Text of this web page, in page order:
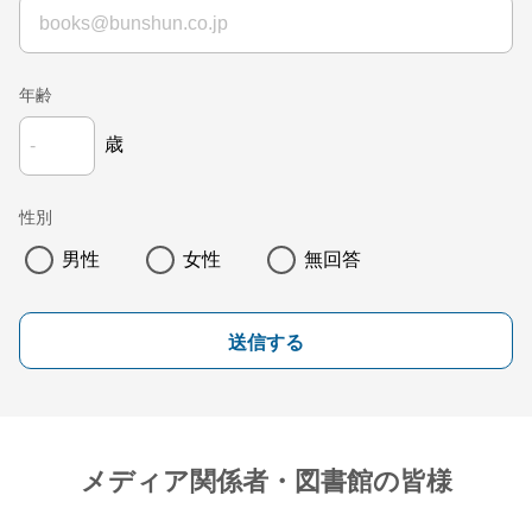
年齢
歳
性別
男性 女性 無回答
送信する
メディア関係者・図書館の皆様